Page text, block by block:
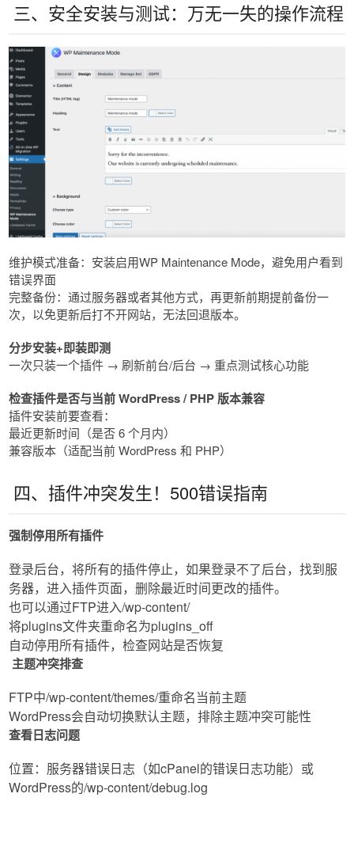
三、安全安装与测试：万无一失的操作流程
​​维护模式准备​​：安装启用WP Maintenance Mode，避免用户看到
错误界面
​​完整备份​​：通过服务器或者其他方式，再更新前期提前备份一
次，以免更新后打不开网站，无法回退版本。
​​分步安装+即装即测​​
一次只装一个插件 → 刷新前台/后台 → 重点测试核心功能
检查插件是否与当前 WordPress / PHP 版本兼容
插件安装前要查看：
最近更新时间（是否 6 个月内）
兼容版本（适配当前 WordPress 和 PHP）
四、插件冲突发生！500错误指南
强制停用所有插件​
登录后台，将所有的插件停止，如果登录不了后台，找到服
务器，进入插件页面，删除最近时间更改的插件。
也可以通过FTP进入/wp-content/
将plugins文件夹重命名为plugins_off
自动停用所有插件，检查网站是否恢复
​​主题冲突排查​​
FTP中/wp-content/themes/重命名当前主题
WordPress会自动切换默认主题，排除主题冲突可能性
查看日志问题
位置：服务器错误日志（如cPanel的​​错误日志​​功能）或
WordPress的/wp-content/debug.log